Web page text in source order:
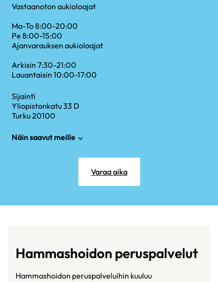
Varaa aika
Vastaanoton aukioloajat
Ma-To 8:00-20:00
Pe 8:00-15:00
Ajanvarauksen aukioloajat
Arkisin 7:30-21:00
Lauantaisin 10:00-17:00
Sijainti
Yliopistonkatu 33 D
Turku 20100
Näin saavut meille
Hammashoidon peruspalvelut
Hammashoidon peruspalveluihin kuuluu